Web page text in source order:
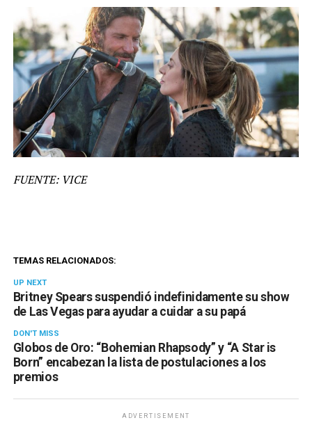
FUENTE: VICE
TEMAS RELACIONADOS:
UP NEXT
Britney Spears suspendió indefinidamente su show
de Las Vegas para ayudar a cuidar a su papá
DON'T MISS
Globos de Oro: “Bohemian Rhapsody” y “A Star is
Born” encabezan la lista de postulaciones a los
premios
ADVERTISEMENT